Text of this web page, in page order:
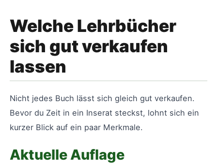
Welche Lehrbücher
sich gut verkaufen
lassen
Nicht jedes Buch lässt sich gleich gut verkaufen.
Bevor du Zeit in ein Inserat steckst, lohnt sich ein
kurzer Blick auf ein paar Merkmale.
Aktuelle Auflage